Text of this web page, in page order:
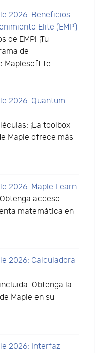
2026: Beneficios
Elite (EMP)
de EMP! ¡Tu
de
Maplesoft te...
2026: Quantum
¡La toolbox
Maple ofrece más
2026: Maple Learn
acceso
matemática en
2026: Calculadora
Obtenga la
Maple en su
2026: Interfaz